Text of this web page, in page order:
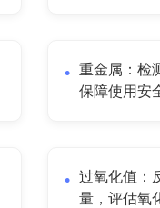
重金属：检
保障使用安
过氧化值：
量，评估氧